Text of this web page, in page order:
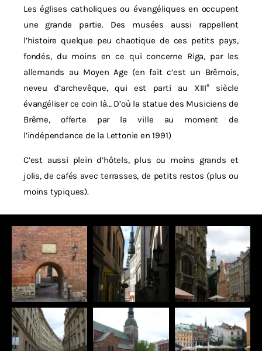
Les églises catholiques ou évangéliques en occupent
une grande partie. Des musées aussi rappellent
l’histoire quelque peu chaotique de ces petits pays,
fondés, du moins en ce qui concerne Riga, par les
allemands au Moyen Age (en fait c’est un Brêmois,
neveu d’archevêque, qui est parti au XIII° siècle
évangéliser ce coin là… D’où la statue des Musiciens de
Brême, offerte par la ville au moment de
l’indépendance de la Lettonie en 1991)
C’est aussi plein d’hôtels, plus ou moins grands et
jolis, de cafés avec terrasses, de petits restos (plus ou
moins typiques).